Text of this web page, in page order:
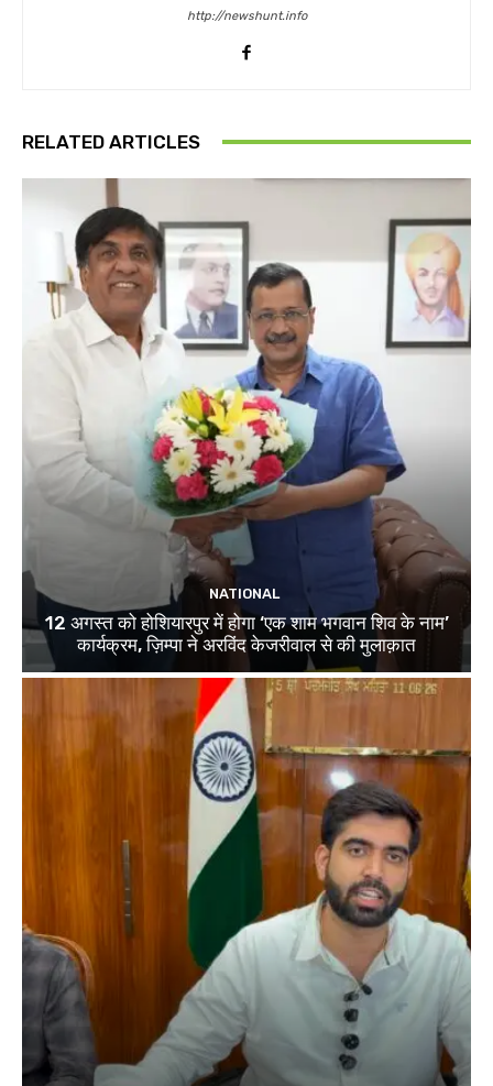
http://newshunt.info
RELATED ARTICLES
NATIONAL
12 अगस्त को होशियारपुर में होगा ‘एक शाम भगवान शिव के नाम’
कार्यक्रम, ज़िम्पा ने अरविंद केजरीवाल से की मुलाक़ात